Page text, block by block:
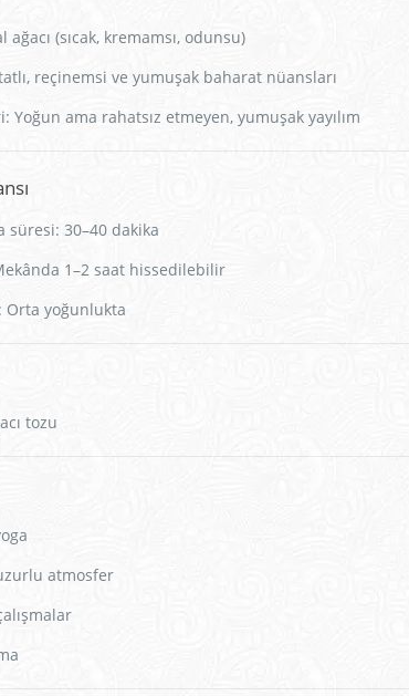
(sıcak, kremamsı, odunsu)
reçinemsi ve yumuşak baharat nüansları
Yoğun ama rahatsız etmeyen, yumuşak yayılım
süresi: 30–40 dakika
Mekânda 1–2 saat hissedilebilir
Orta yoğunlukta
tozu
atmosfer